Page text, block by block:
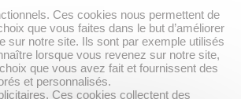
Ces cookies nous permettent de
que vous faites dans le but d’améliorer
sur notre site. Ils sont par exemple utilisés
lorsque vous revenez sur notre site,
que vous avez fait et fournissent des
et personnalisés.
Ces cookies collectent des